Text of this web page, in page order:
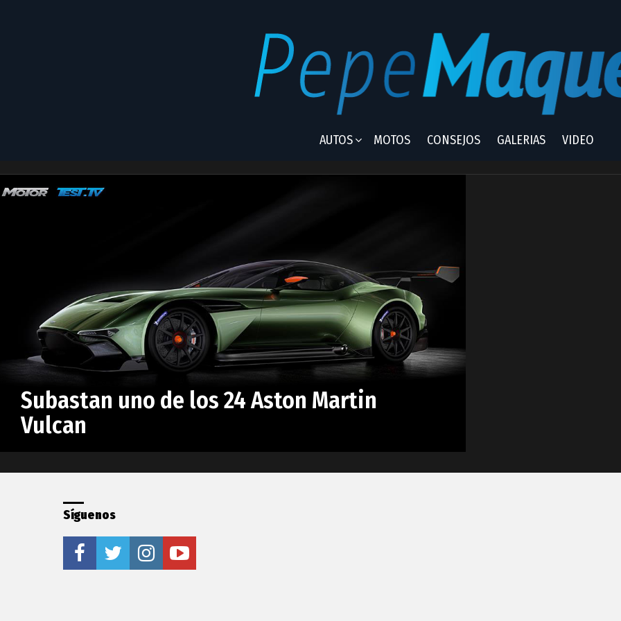
AUTOS MOTOS CONSEJOS GALERIAS VIDEO
Vulcan
Latest
Subastan uno de los 24 Aston Martin
Vulcan
Síguenos
facebooktwitter instagramyoutube